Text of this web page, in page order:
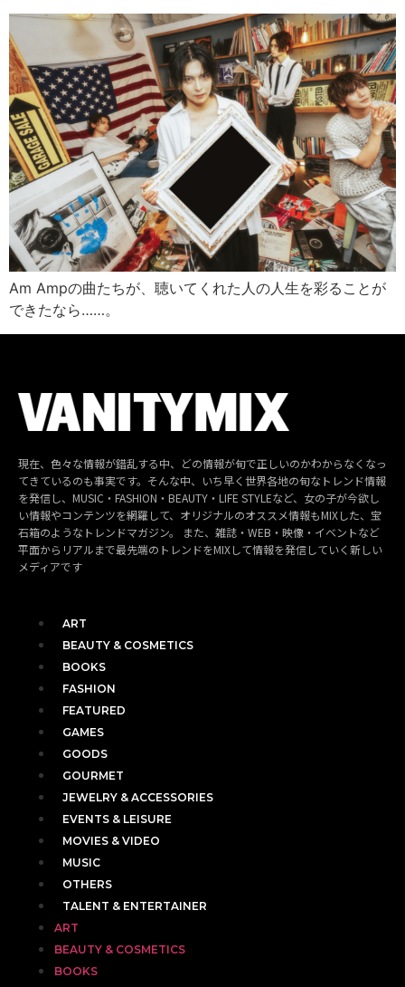
Am Ampの曲たちが、聴いてくれた人の人生を彩ることが
できたなら……。
現在、色々な情報が錯乱する中、どの情報が旬で正しいのかわからなくなっ
てきているのも事実です。そんな中、いち早く世界各地の旬なトレンド情報
を発信し、MUSIC・FASHION・BEAUTY・LIFE STYLEなど、女の子が今欲し
い情報やコンテンツを網羅して、オリジナルのオススメ情報もMIXした、宝
石箱のようなトレンドマガジン。 また、雑誌・WEB・映像・イベントなど
平面からリアルまで最先端のトレンドをMIXして情報を発信していく新しい
メディアです
ART
BEAUTY & COSMETICS
BOOKS
FASHION
FEATURED
GAMES
GOODS
GOURMET
JEWELRY & ACCESSORIES
EVENTS & LEISURE
MOVIES & VIDEO
MUSIC
OTHERS
TALENT & ENTERTAINER
ART
BEAUTY & COSMETICS
BOOKS